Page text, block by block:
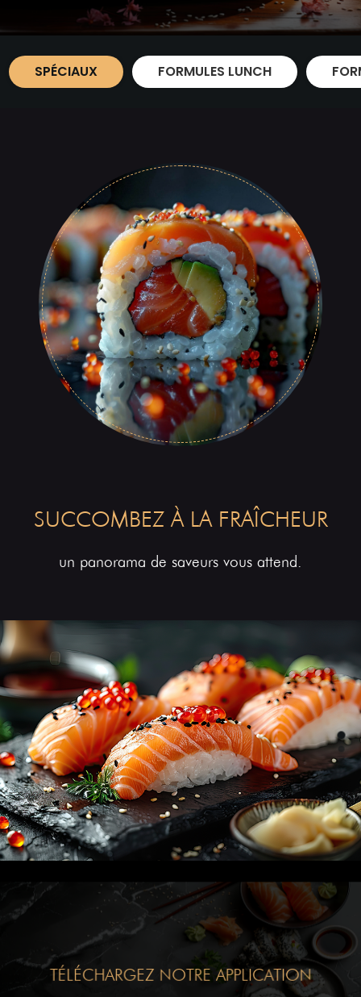
SPÉCIAUX FORMULES LUNCH
SUCCOMBEZ À LA FRAÎCHEUR
un panorama de saveurs vous attend.
TÉLÉCHARGEZ NOTRE APPLICATION